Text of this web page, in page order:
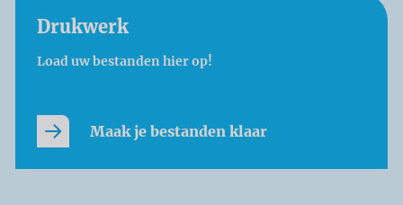
Drukwerk
Load uw bestanden hier op!
Maak je bestanden klaar